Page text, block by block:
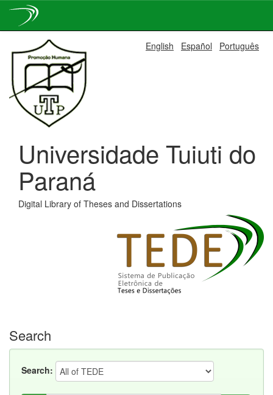
navigation
English Español Português
Universidade Tuiuti do
Paraná
Digital Library of Theses and Dissertations
Search
Search: